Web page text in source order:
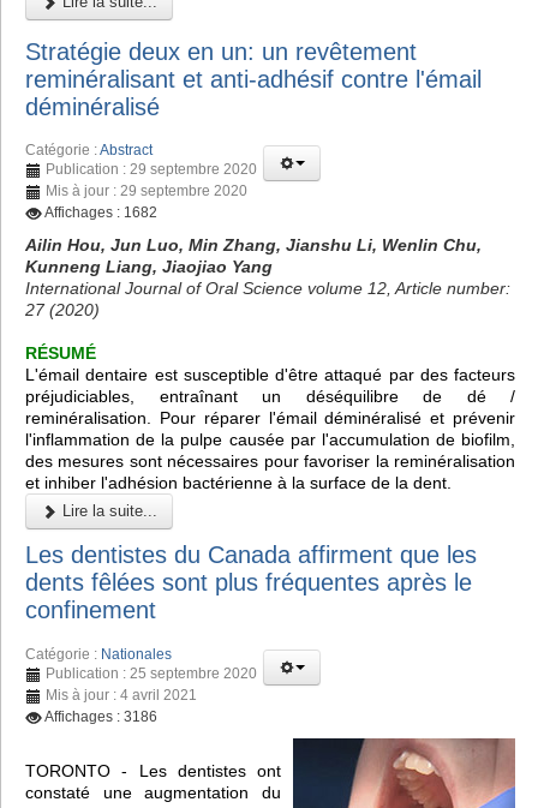
Stratégie deux en un: un revêtement
reminéralisant et anti-adhésif contre l'émail
déminéralisé
Catégorie :Abstract
Publication : 29 septembre 2020
Mis à jour : 29 septembre 2020
Affichages : 1682
Ailin Hou, Jun Luo, Min Zhang, Jianshu Li, Wenlin Chu,
Kunneng Liang, Jiaojiao Yang
International Journal of Oral Science volume 12, Article number:
27 (2020)
RÉSUMÉ
L'émail dentaire est susceptible d'être attaqué par des facteurs
préjudiciables, entraînant un déséquilibre de dé /
reminéralisation. Pour réparer l'émail déminéralisé et prévenir
l'inflammation de la pulpe causée par l'accumulation de biofilm,
des mesures sont nécessaires pour favoriser la reminéralisation
et inhiber l'adhésion bactérienne à la surface de la dent.
Lire la suite...
Les dentistes du Canada affirment que les
dents fêlées sont plus fréquentes après le
confinement
Catégorie : Nationales
Publication : 25 septembre 2020
Mis à jour : 4 avril 2021
Affichages : 3186
TORONTO - Les dentistes ont
constaté une augmentation du